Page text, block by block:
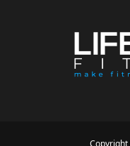
Copyright